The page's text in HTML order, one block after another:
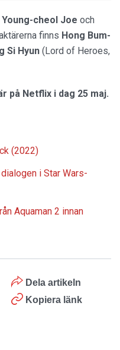
Young-cheol Joe och
finns Hong Bum-
Si Hyun (Lord of Heroes,
på Netflix i dag 25 maj.
(2022)
i Star Wars-
Aquaman 2 innan
Dela artikeln
Kopiera länk